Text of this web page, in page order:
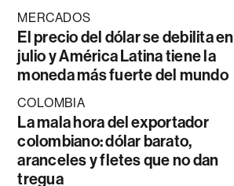
MERCADOS
El precio del dólar se debilita en
julio y América Latina tiene la
moneda más fuerte del mundo
COLOMBIA
La mala hora del exportador
colombiano: dólar barato,
aranceles y fletes que no dan
tregua